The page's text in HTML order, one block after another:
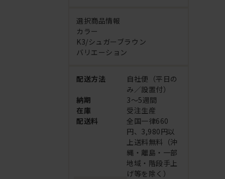
選択商品情報
カラー
K3/シュガーブラウン
バリエーション
配送方法
自社便（平日の
み／設置付）
納期
3～5週間
在庫
受注生産
配送料
全国一律660
円、3,980円以
上送料無料（沖
縄・離島・一部
地域・階段手上
げ等を除く）